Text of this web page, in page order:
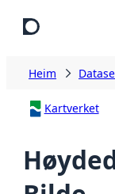
Heim
Kartverket